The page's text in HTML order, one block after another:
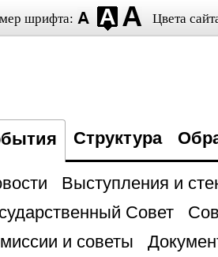
шрифта: Цвета
Структура
Выступления и
Совет
и советы